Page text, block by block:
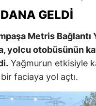
GELDI
Metris Bağlantı
yolcu otobüsünün
Yağmurun etkisiyle
faciaya yol açtı.